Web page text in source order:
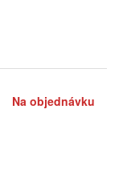
Na objednávku